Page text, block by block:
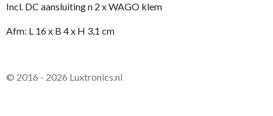
Incl. DC aansluiting n 2 x WAGO klem
Afm: L 16 x B 4 x H 3,1 cm
© 2016 - 2026 Luxtronics.nl